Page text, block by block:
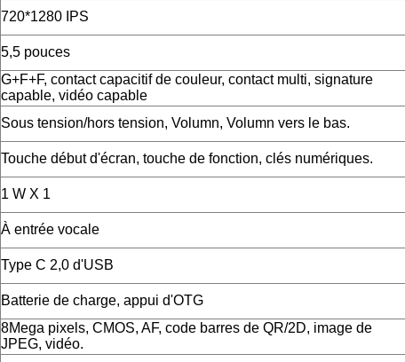
720*1280 IPS
5,5 pouces
G+F+F, contact capacitif de couleur, contact multi, signature
capable, vidéo capable
Sous tension/hors tension, Volumn, Volumn vers le bas.
Touche début d'écran, touche de fonction, clés numériques.
1 W X 1
À entrée vocale
Type C 2,0 d'USB
Batterie de charge, appui d'OTG
8Mega pixels, CMOS, AF, code barres de QR/2D, image de
JPEG, vidéo.